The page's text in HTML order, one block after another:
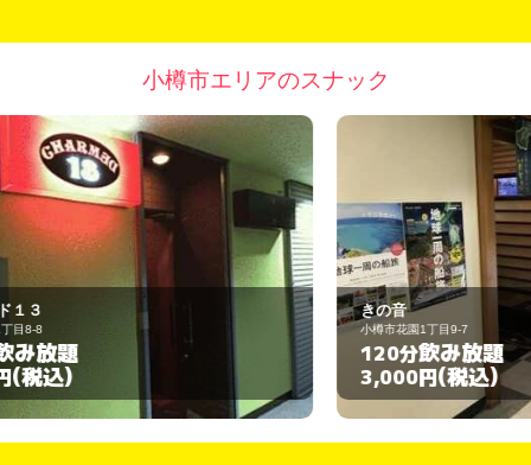
小樽市エリアのスナック
小樽市花園1丁目9-7
120分飲み放題
3,000円